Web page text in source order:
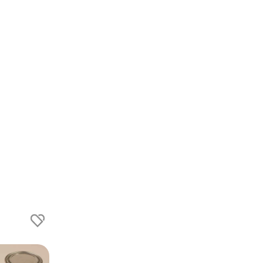
hos transportøren. Et produkt kan selvsagt alltid bli utsolgt,